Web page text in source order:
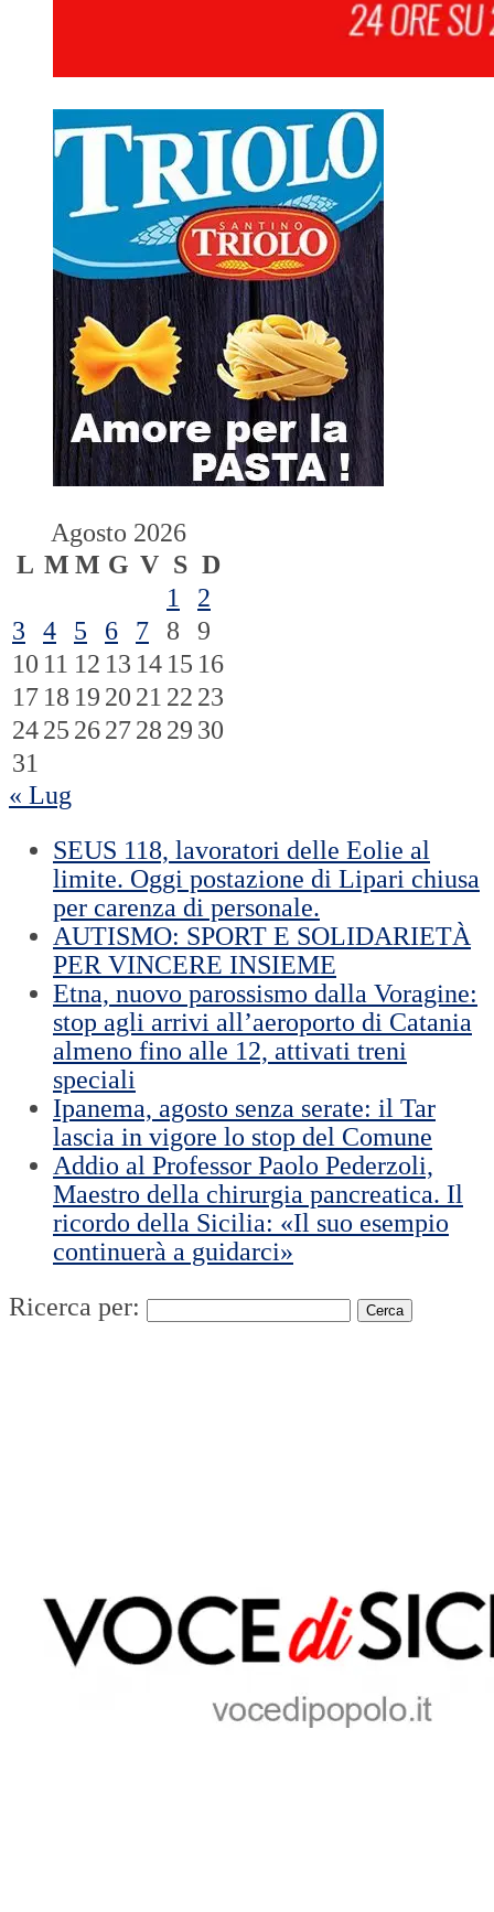
Agosto 2026
L M M G V S D
1
2
3
4 5 6 7 8
9
10 11 12 13 14 15 16
17 18 19 20 21 22 23
2425 262728 29 30
31
« Lug
SEUS 118, lavoratori delle Eolie al
limite. Oggi postazione di Lipari chiusa
per carenza di personale.
AUTISMO: SPORT E SOLIDARIETÀ
PER VINCERE INSIEME
Etna, nuovo parossismo dalla Voragine:
stop agli arrivi all’aeroporto di Catania
almeno fino alle 12, attivati treni
speciali
Ipanema, agosto senza serate: il Tar
lascia in vigore lo stop del Comune
Addio al Professor Paolo Pederzoli,
Maestro della chirurgia pancreatica. Il
ricordo della Sicilia: «Il suo esempio
continuerà a guidarci»
Ricerca per: